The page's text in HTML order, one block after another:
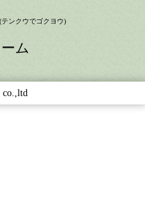
(テンクウでゴクヨウ)
ム
co.,ltd